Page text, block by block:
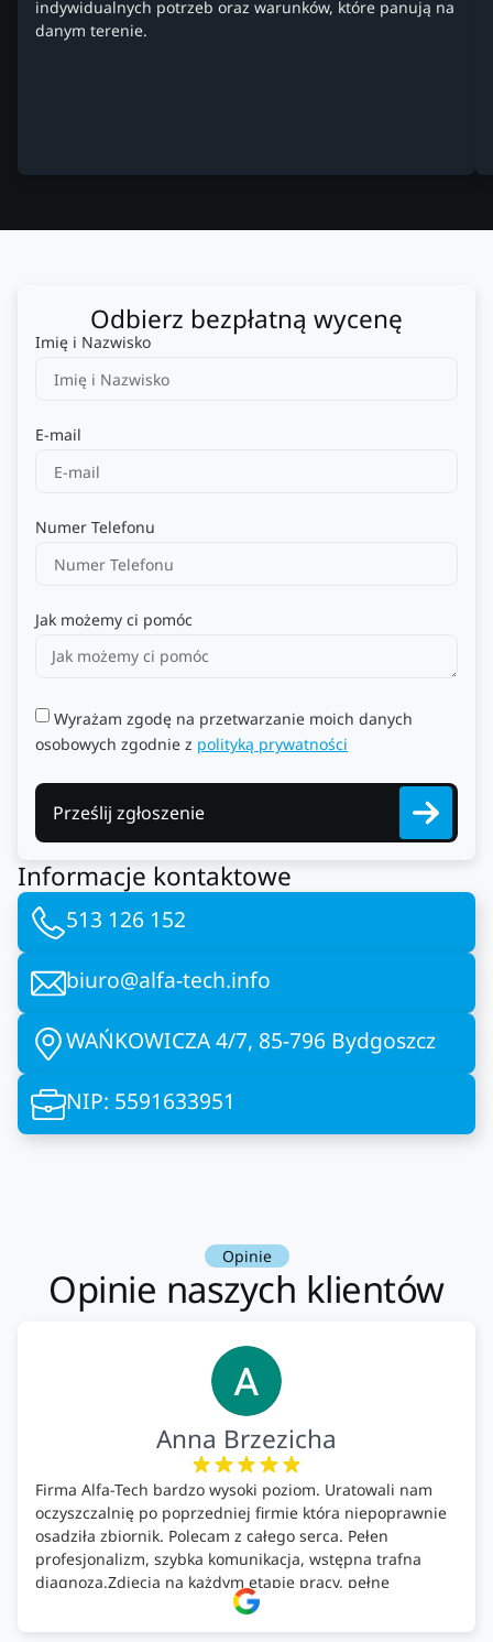
indywidualnych potrzeb oraz warunków, które panują na
danym terenie.
Odbierz bezpłatną wycenę
Imię i Nazwisko
E-mail
Numer Telefonu
Jak możemy ci pomóc
Wyrażam zgodę na przetwarzanie moich danych
osobowych zgodnie z polityką prywatności
Prześlij zgłoszenie
Informacje kontaktowe
513 126 152
biuro@alfa-tech.info
WAŃKOWICZA 4/7, 85-796 Bydgoszcz
NIP: 5591633951
Opinie
Opinie naszych klientów
Anna Brzezicha
Firma Alfa-Tech bardzo wysoki poziom. Uratowali nam
oczyszczalnię po poprzedniej firmie która niepoprawnie
osadziła zbiornik. Polecam z całego serca. Pełen
profesjonalizm, szybka komunikacja, wstępna trafna
diagnoza.Zdjęcia na każdym etapie pracy, pełne
doradztwo.Dobrze wyszkoleni i znający się na rzeczy.
Podsumowując ekipa na wysokim poziomie, rzetelna.